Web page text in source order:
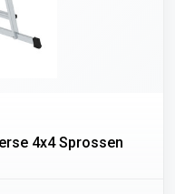
4x4 Sprossen